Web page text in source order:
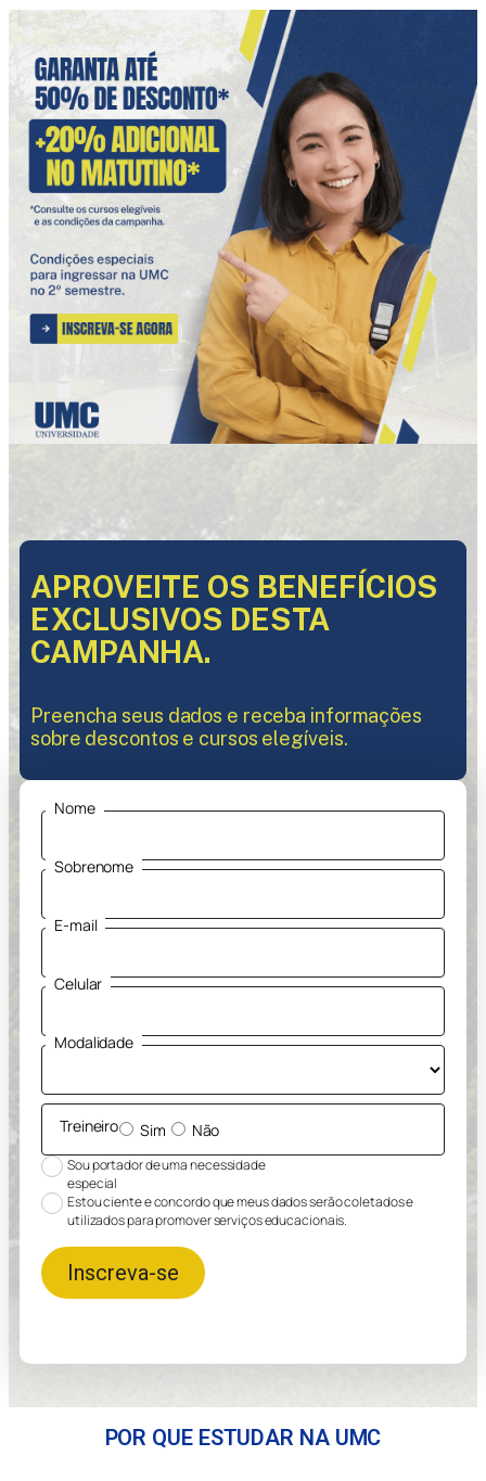
APROVEITE OS BENEFÍCIOS
EXCLUSIVOS DESTA
CAMPANHA.
Preencha seus dados e receba informações
sobre descontos e cursos elegíveis.
Nome
Sobrenome
E-mail
Celular
Modalidade
Treineiro Sim Não
Sou portador de uma necessidade
especial
Estou ciente e concordo que meus dados serão coletados e
utilizados para promover serviços educacionais.
Inscreva-se
POR QUE ESTUDAR NA UMC